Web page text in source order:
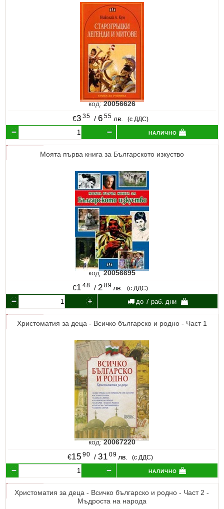
код:20056626
€3 35 /6 55 лв. (с ДДС)
налично
Моята първа книга за Българското изкуство
код:20056695
€1 48 / 2 89 лв. (с ДДС)
до 7 раб. дни
Христоматия за деца - Всичко българско и родно - Част 1
код:20067220
€15 90 / 31 09 лв. (с ДДС)
налично
Христоматия за деца - Всичко българско и родно - Част 2 -
Мъдроста на народа